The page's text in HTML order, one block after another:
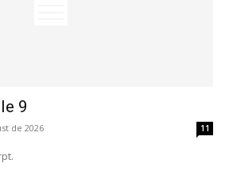
9
de 2026 11